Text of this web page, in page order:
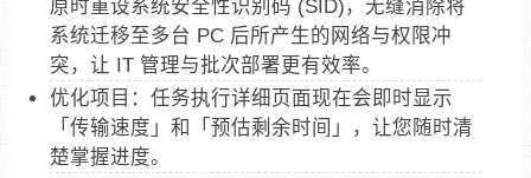
原时重设系统安全性识别码 (SID)，无缝消除将
系统迁移至多台 PC 后所产生的网络与权限冲
突，让 IT 管理与批次部署更有效率。
优化项目：任务执行详细页面现在会即时显示
「传输速度」和「预估剩余时间」，让您随时清
楚掌握进度。